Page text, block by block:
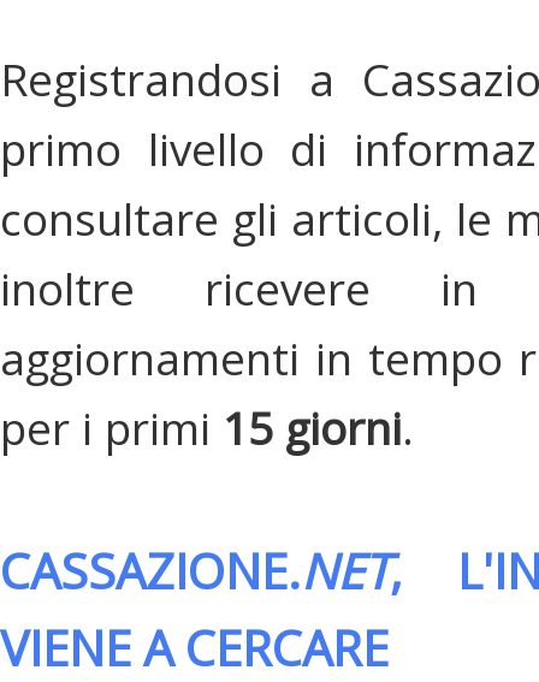
Registrandosi a
primo livello di
consultare gli articoli, le
inoltre ricevere in
aggiornamenti in tempo
per i primi 15 giorni.
CASSAZIONE.NET,
VIENE A CERCARE